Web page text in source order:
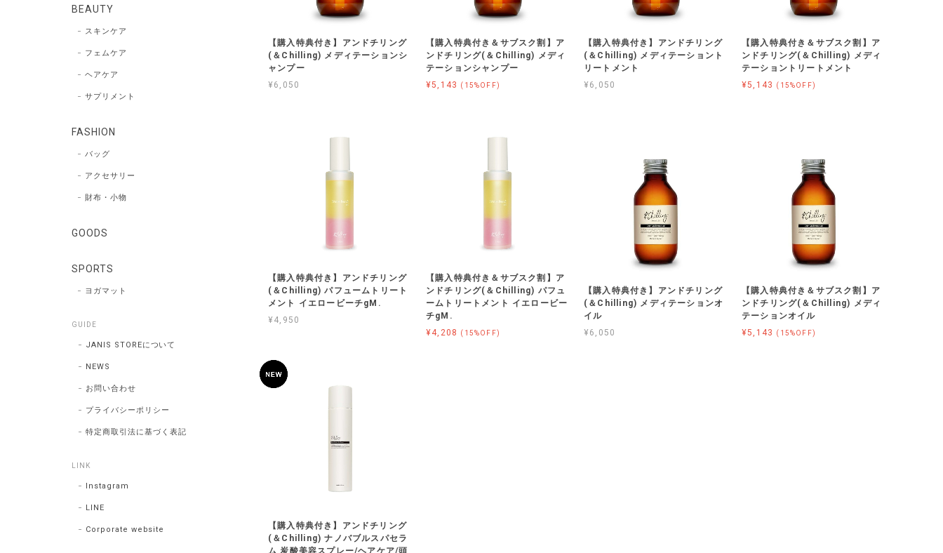
【購入特典付き】アンドチリング
(＆Chilling) メディテーションシ
ャンプー
¥6,050
【購入特典付き＆サブスク割】ア
ンドチリング(＆Chilling) メディ
テーションシャンプー
¥5,143
(15%OFF)
【購入特典付き】アンドチリング
(＆Chilling) メディテーショント
リートメント
¥6,050
【購入特典付き＆サブスク割】ア
ンドチリング(＆Chilling) メディ
テーショントリートメント
¥5,143
(15%OFF)
【購入特典付き】アンドチリング
(＆Chilling) パフュームトリート
メント イエロービーチgM.
¥4,950
【購入特典付き＆サブスク割】ア
ンドチリング(＆Chilling) パフュ
ームトリートメント イエロービー
チgM.
¥4,208
(15%OFF)
【購入特典付き】アンドチリング
(＆Chilling) メディテーションオ
イル
¥6,050
【購入特典付き＆サブスク割】ア
ンドチリング(＆Chilling) メディ
テーションオイル
¥5,143
(15%OFF)
【購入特典付き】アンドチリング
(＆Chilling) ナノバブルスパセラ
ム 炭酸美容スプレー/ヘアケア/頭
BEAUTY
スキンケア
フェムケア
ヘアケア
サプリメント
FASHION
バッグ
アクセサリー
財布・小物
GOODS
SPORTS
ヨガマット
GUIDE
JANIS STOREについて
NEWS
お問い合わせ
プライバシーポリシー
特定商取引法に基づく表記
LINK
Instagram
LINE
Corporate website